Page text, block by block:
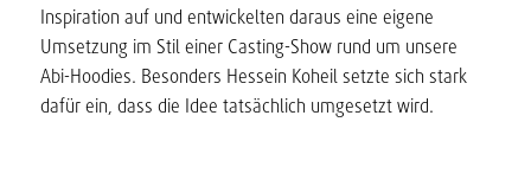
Inspiration auf und entwickelten daraus eine eigene
Umsetzung im Stil einer Casting-Show rund um unsere
Abi-Hoodies. Besonders Hessein Koheil setzte sich stark
dafür ein, dass die Idee tatsächlich umgesetzt wird.